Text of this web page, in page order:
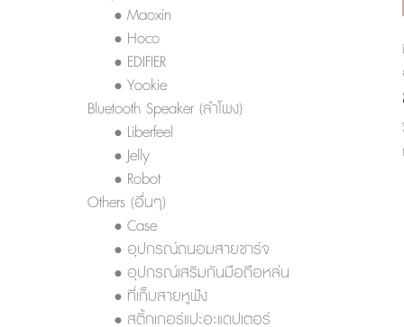
• Maoxin
• Hoco
• EDIFIER
• Yookie
Bluetooth Speaker (ลำโพง)
• Liberfeel
• Jelly
• Robot
Others (อื่นๆ)
• Case
• อุปกรณ์ถนอมสายชาร์จ
• อุปกรณ์เสริมกันมือถือหล่น
• ที่เก็บสายหูฟัง
• สติ้กเกอร์แปะอะแดปเตอร์